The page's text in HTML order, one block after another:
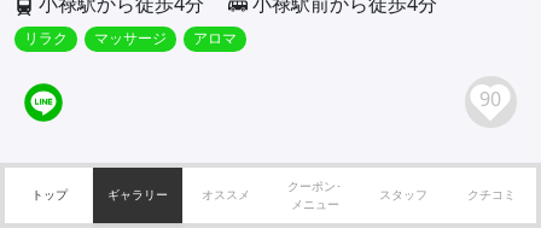
リラク マッサージ アロマ
90
トップ ギャラリー オススメ
クーポン･
メニュー
スタッフ クチコミ